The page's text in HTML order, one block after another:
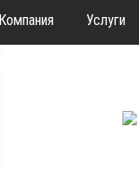
Услуги